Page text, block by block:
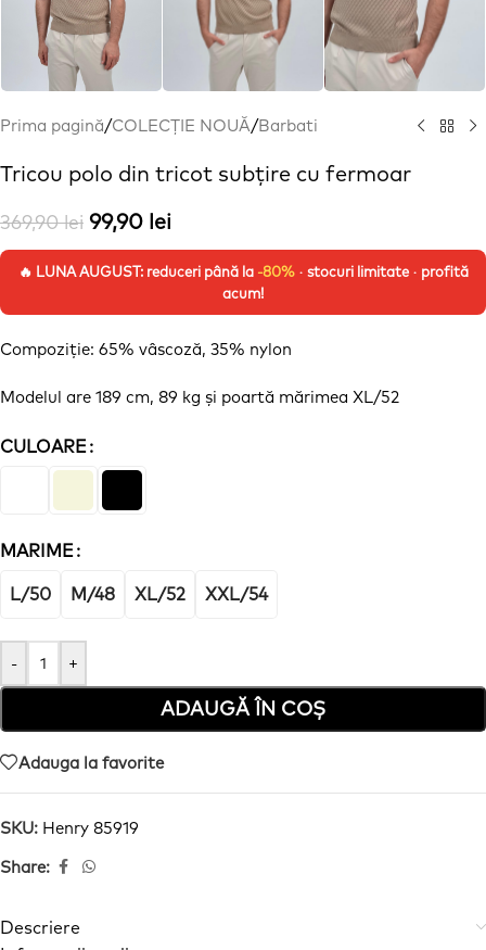
Prima pagină/COLECȚIE NOUĂ/Barbati
Tricou polo din tricot subțire cu fermoar
369,90lei 99,90 lei
🔥 LUNA AUGUST: reduceri până la -80%· stocuri limitate · profită
acum!
Compoziție: 65% vâscoză, 35% nylon
Modelul are 189 cm, 89 kg și poartă mărimea XL/52
CULOARE
MARIME
L/50 M/48 XL/52 XXL/54
- +
ADAUGĂ ÎN COȘ
Adauga la favorite
SKU: Henry 85919
Share:
Descriere